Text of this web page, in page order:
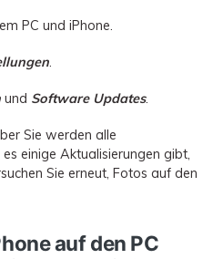
PC und iPhone.
.
und Software Updates.
Sie werden alle
einige Aktualisierungen gibt,
Sie erneut, Fotos auf den
auf den PC